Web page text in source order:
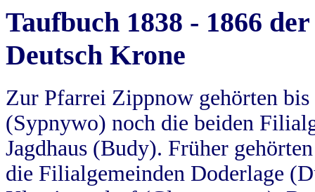
Taufbuch 1838 - 1866
Deutsch Krone
Zur Pfarrei Zippnow gehörten
(Sypnywo) noch die beiden
Jagdhaus (Budy). Früher
die Filialgemeinden Doderlage